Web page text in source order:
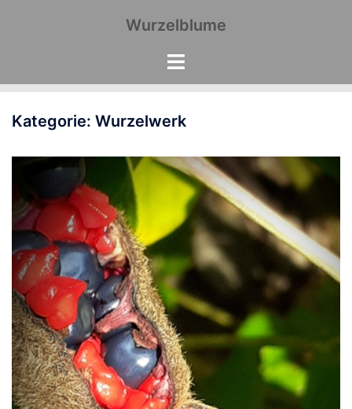
Wurzelblume
Kategorie: Wurzelwerk